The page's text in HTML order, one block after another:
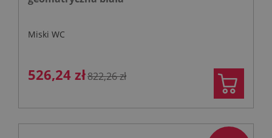
Miski WC
526,24 zł822,26 zł